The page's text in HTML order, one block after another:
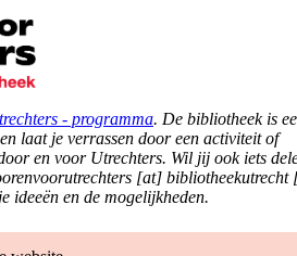
- programma. De bibliotheek is
laat je verrassen door een activiteit of
en voor Utrechters. Wil jij ook iets
[at] bibliotheekutrecht
ideeën en de mogelijkheden.